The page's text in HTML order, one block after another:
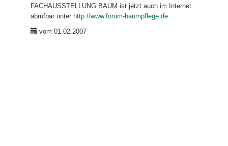
FACHAUSSTELLUNG BAUM ist jetzt auch im Internet
abrufbar unter http://www.forum-baumpflege.de
vom 01.02.2007